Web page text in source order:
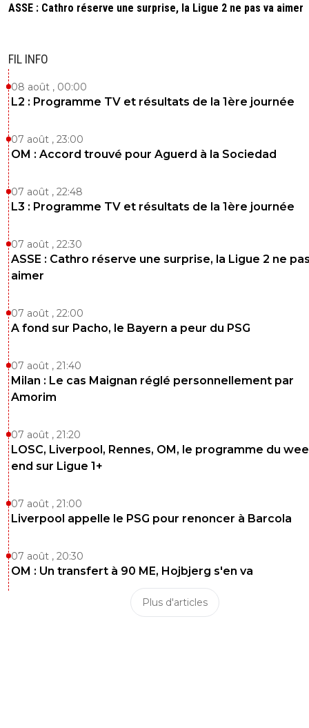
ASSE : Cathro réserve une surprise, la Ligue 2 ne pas va aimer
FIL INFO
08 août , 00:00
L2 : Programme TV et résultats de la 1ère journée
07 août , 23:00
OM : Accord trouvé pour Aguerd à la Sociedad
07 août , 22:48
L3 : Programme TV et résultats de la 1ère journée
07 août , 22:30
ASSE : Cathro réserve une surprise, la Ligue 2 ne
aimer
07 août , 22:00
A fond sur Pacho, le Bayern a peur du PSG
07 août , 21:40
Milan : Le cas Maignan réglé personnellement par
Amorim
07 août , 21:20
LOSC, Liverpool, Rennes, OM, le programme du
end sur Ligue 1+
07 août , 21:00
Liverpool appelle le PSG pour renoncer à Barcola
07 août , 20:30
OM : Un transfert à 90 ME, Hojbjerg s'en va
Plus d'articles